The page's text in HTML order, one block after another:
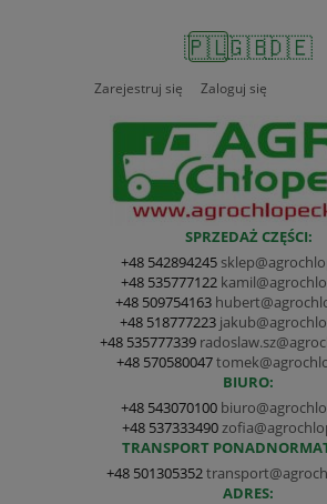
🇵🇱🇬🇧🇩🇪
Zarejestruj się Zaloguj się
SPRZEDAŻ CZĘŚCI:
+48 542894245
+48 535777122
+48 509754163
+48 518777223
+48 535777339
+48 570580047
BIURO:
+48 543070100
+48 537333490
TRANSPORT
+48 501305352
ADRES: